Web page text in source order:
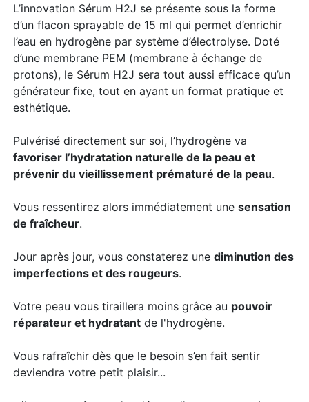
L’innovation Sérum H2J se présente sous la forme
d’un flacon sprayable de 15 ml qui permet d’enrichir
l’eau en hydrogène par système d’électrolyse. Doté
d’une membrane PEM (membrane à échange de
protons), le Sérum H2J sera tout aussi efficace qu’un
générateur fixe, tout en ayant un format pratique et
esthétique.
Pulvérisé directement sur soi, l’hydrogène va
favoriser l’hydratation naturelle de la peau et
prévenir du vieillissement prématuré de la peau.
Vous ressentirez alors immédiatement une sensation
de fraîcheur.
Jour après jour, vous constaterez une diminution des
imperfections et des rougeurs.
Votre peau vous tiraillera moins grâce au pouvoir
réparateur et hydratant de l'hydrogène.
Vous rafraîchir dès que le besoin s’en fait sentir
deviendra votre petit plaisir...